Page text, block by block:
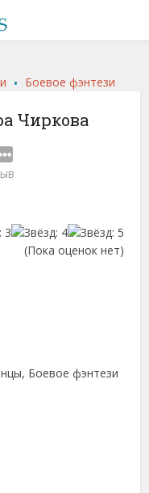
. Боевое фэнтези
Чиркова
(Пока оценок нет)
Боевое фэнтези